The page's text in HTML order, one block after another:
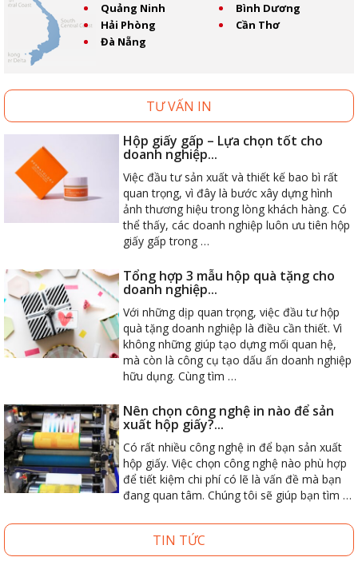
Quảng Ninh
Bình Dương
Hải Phòng
Cần Thơ
Đà Nẵng
TƯ VẤN IN
Hộp giấy gấp – Lựa chọn tốt cho
doanh nghiệp...
Việc đầu tư sản xuất và thiết kế bao bì rất
quan trọng, vì đây là bước xây dựng hình
ảnh thương hiệu trong lòng khách hàng. Có
thể thấy, các doanh nghiệp luôn ưu tiên hộp
giấy gấp trong …
Tổng hợp 3 mẫu hộp quà tặng cho
doanh nghiệp...
Với những dịp quan trọng, việc đầu tư hộp
quà tặng doanh nghiệp là điều cần thiết. Vì
không những giúp tạo dựng mối quan hệ,
mà còn là công cụ tạo dấu ấn doanh nghiệp
hữu dụng. Cùng tìm …
Nên chọn công nghệ in nào để sản
xuất hộp giấy?...
Có rất nhiều công nghệ in để bạn sản xuất
hộp giấy. Việc chọn công nghệ nào phù hợp
để tiết kiệm chi phí có lẽ là vấn đề mà bạn
đang quan tâm. Chúng tôi sẽ giúp bạn tìm …
TIN TỨC